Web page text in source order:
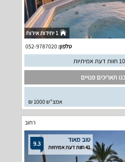
1 יחידות אירוח
טלפון:052-9787020
תאריכים פנויים
אמצ"ש 1000 ₪
רחוב
9.3 טוב מאוד
41 חוות דעת אמיתיות